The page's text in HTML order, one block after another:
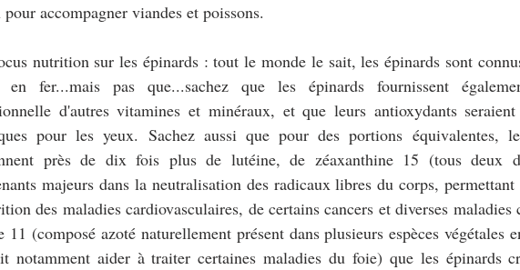
accompagner viandes et poissons.
nutrition sur les épinards : tout le monde le sait, les épinards sont
en fer...mais pas que...sachez que les épinards fournissent
d'autres vitamines et minéraux, et que leurs antioxydants
pour les yeux. Sachez aussi que pour des portions équivalentes,
près de dix fois plus de lutéine, de zéaxanthine 15 (tous deux
majeurs dans la neutralisation des radicaux libres du corps,
des maladies cardiovasculaires, de certains cancers et diverses maladies
11 (composé azoté naturellement présent dans plusieurs espèces végétales
notamment aider à traiter certaines maladies du foie) que les épinards